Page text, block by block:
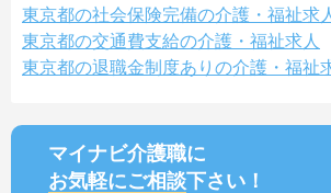
東京都の社会保険完備の介護・福祉求
東京都の交通費支給の介護・福祉求人
東京都の退職金制度ありの介護・福祉
マイナビ介護職に
お気軽にご相談下さい！